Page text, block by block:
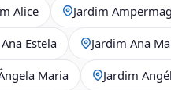
Alice Jardim Ampermag
Estela Jardim Ana
Maria Jardim